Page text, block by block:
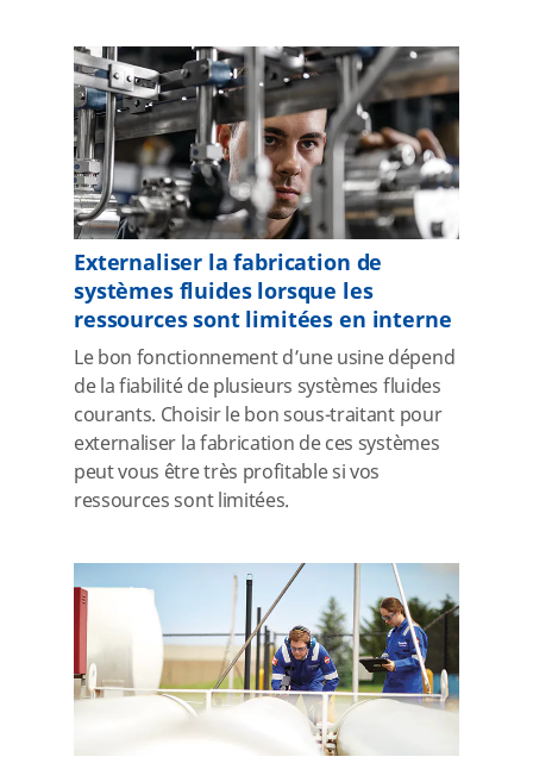
Externaliser la fabrication de
systèmes fluides lorsque les
ressources sont limitées en interne
Le bon fonctionnement d’une usine dépend
de la fiabilité de plusieurs systèmes fluides
courants. Choisir le bon sous-traitant pour
externaliser la fabrication de ces systèmes
peut vous être très profitable si vos
ressources sont limitées.